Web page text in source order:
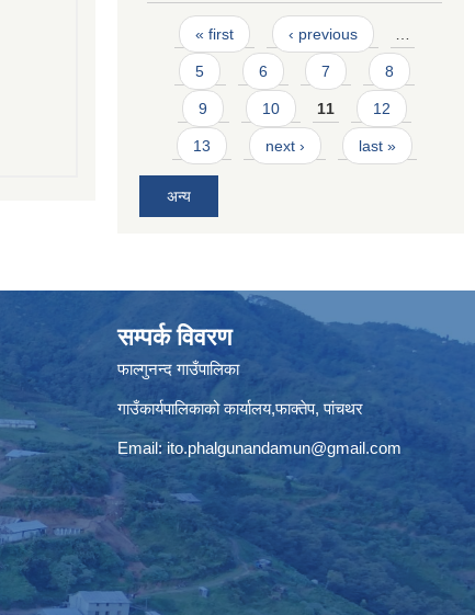
Pages
« first ‹ previous
5 6 7 8
9 10 11 12
13 next › last »
अन्य
सम्पर्क विवरण
फाल्गुनन्द गाउँपालिका
गाउँकार्यपालिकाको कार्यालय,फाक्तेप, पांचथर
Email: ito.phalgunandamun@gmail.com